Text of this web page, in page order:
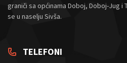
graniči sa općinama Doboj, Doboj-Jug i
se u naselju Sivša.
TELEFONI